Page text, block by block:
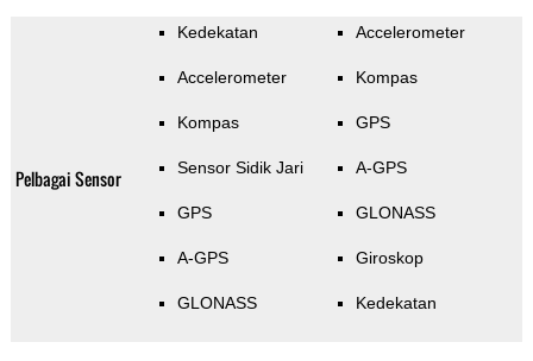
Pelbagai Sensor
Kedekatan
Accelerometer
Kompas
Sensor Sidik Jari
GPS
A-GPS
GLONASS
Accelerometer
Kompas
GPS
A-GPS
GLONASS
Giroskop
Kedekatan